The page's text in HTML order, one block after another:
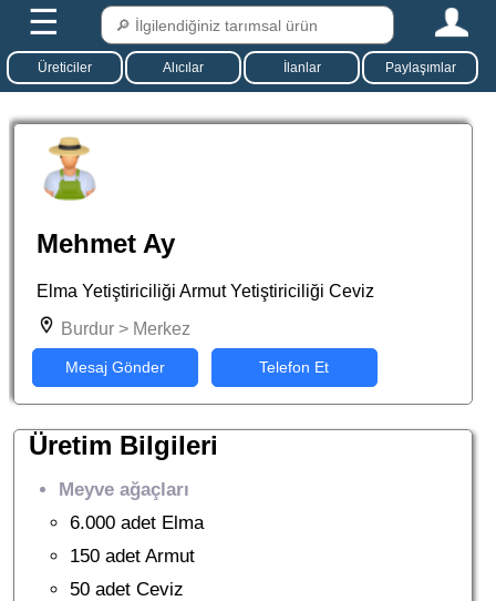
☰
Üreticiler Alıcılar İlanlar Paylaşımlar
Mehmet Ay
Elma Yetiştiriciliği Armut Yetiştiriciliği Ceviz
Burdur > Merkez
Mesaj Gönder Telefon Et
Üretim Bilgileri
Meyve ağaçları
6.000 adet Elma
150 adet Armut
50 adet Ceviz